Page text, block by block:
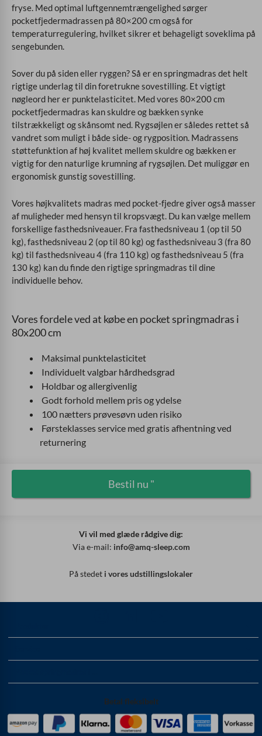
fryse. Med optimal luftgennemtrængelighed sørger
pocketfjedermadrassen på 80×200 cm også for
temperaturregulering, hvilket sikrer et behageligt soveklima på
sengebunden.
Sover du på siden eller ryggen? Så er en springmadras det helt
rigtige underlag til din foretrukne sovestilling. Et vigtigt
nøgleord her er punktelasticitet. Med vores 80×200 cm
pocketfjedermadras kan skuldre og bækken synke
tilstrækkeligt og skånsomt ned. Rygsøjlen er således rettet så
vandret som muligt i både side- og rygposition. Madrassens
støttefunktion af høj kvalitet mellem skuldre og bækken er
vigtig for den naturlige krumning af rygsøjlen. Det muliggør en
ergonomisk gunstig sovestilling.
Vores højkvalitets madras med pocket-fjedre giver også masser
af muligheder med hensyn til kropsvægt. Du kan vælge mellem
forskellige fasthedsniveauer. Fra fasthedsniveau 1 (op til 50
kg), fasthedsniveau 2 (op til 80 kg) og fasthedsniveau 3 (fra 80
kg) til fasthedsniveau 4 (fra 110 kg) og fasthedsniveau 5 (fra
130 kg) kan du finde den rigtige springmadras til dine
individuelle behov.
Vores fordele ved at købe en pocket springmadras i
80x200 cm
Maksimal punktelasticitet
Individuelt valgbar hårdhedsgrad
Holdbar og allergivenlig
Godt forhold mellem pris og ydelse
100 nætters prøvesøvn uden risiko
Førsteklasses service med gratis afhentning ved
returnering
Bestil nu "
Vi vil med glæde rådgive dig:
Via e-mail: info@amq-sleep.com
På stedet i vores udstillingslokaler
Betal fleksibelt